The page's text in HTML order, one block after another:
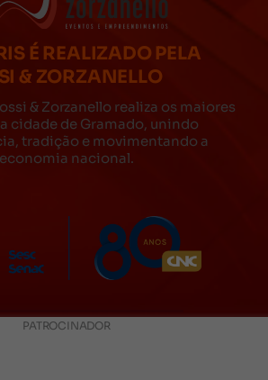
É REALIZADO PELA
& ZORZANELLO
& Zorzanello realiza os maiores
cidade de Gramado, unindo
tradição e movimentando a
economia nacional.
PATROCINADOR